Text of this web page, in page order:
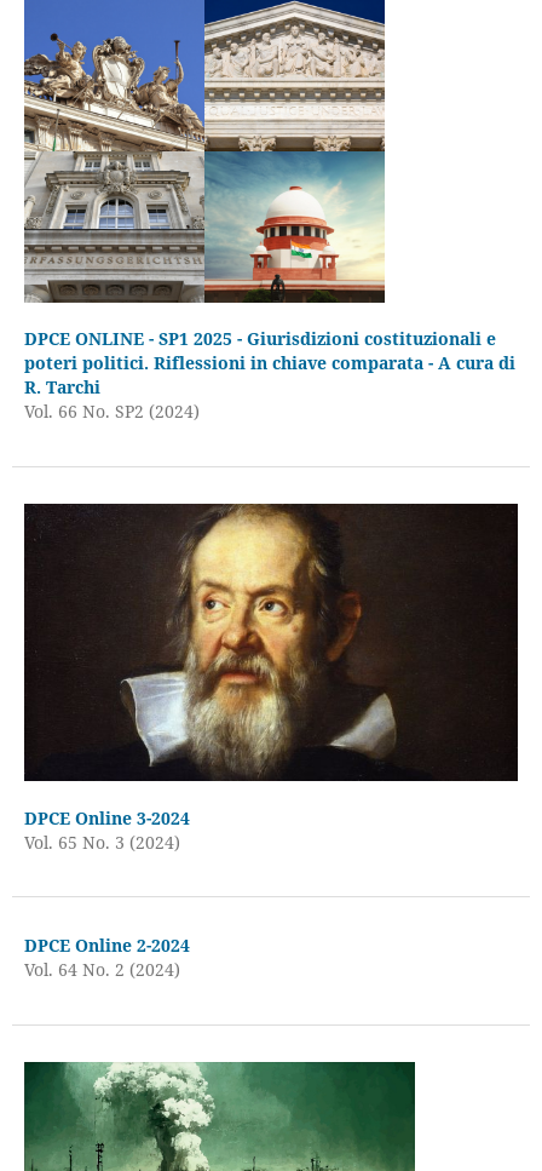
DPCE ONLINE - SP1 2025 - Giurisdizioni costituzionali e
poteri politici. Riflessioni in chiave comparata - A cura di
R. Tarchi
Vol. 66 No. SP2 (2024)
DPCE Online 3-2024
Vol. 65 No. 3 (2024)
DPCE Online 2-2024
Vol. 64 No. 2 (2024)